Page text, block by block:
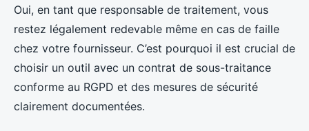
Oui, en tant que responsable de traitement, vous
restez légalement redevable même en cas de faille
chez votre fournisseur. C’est pourquoi il est crucial de
choisir un outil avec un contrat de sous-traitance
conforme au RGPD et des mesures de sécurité
clairement documentées.